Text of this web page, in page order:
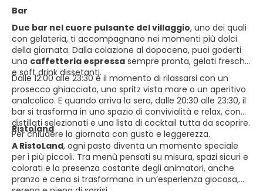
Bar
Due bar nel cuore pulsante del villaggio, uno dei quali
con gelateria, ti accompagnano nei momenti più dolci
della giornata. Dalla colazione al dopocena, puoi goderti
una caffetteria espressa sempre pronta, gelati freschi
e soft drink dissetanti.
Dalle 12:00 alle 23:30 è il momento di rilassarsi con un
prosecco ghiacciato, uno spritz vista mare o un aperitivo
analcolico. E quando arriva la sera, dalle 20:30 alle 23:30, il
bar si trasforma in uno spazio di convivialità e relax, con
distillati selezionati e una lista di cocktail tutta da scoprire.
Per chiudere la giornata con gusto e leggerezza.
Ristoland
A RistoLand, ogni pasto diventa un momento speciale
per i più piccoli. Tra menù pensati su misura, spazi sicuri e
colorati e la presenza costante degli animatori, anche
pranzo e cena si trasformano in un’esperienza giocosa,